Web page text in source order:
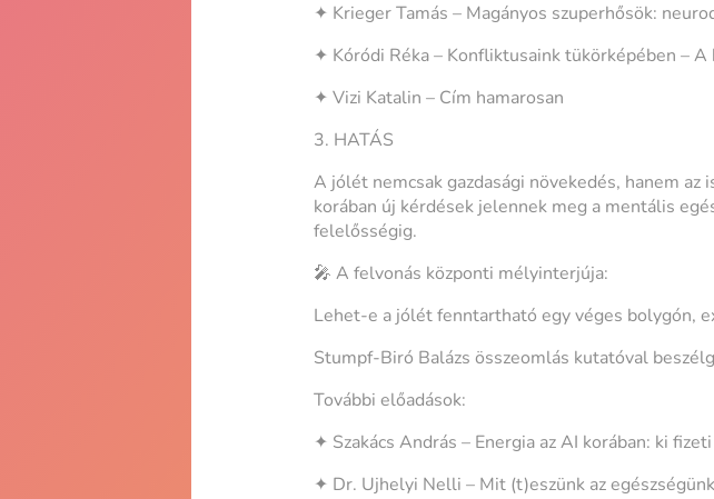
✦ Krieger Tamás – Magányos szuperhősök:
✦ Kóródi Réka – Konfliktusaink tükörképében –
✦ Vizi Katalin – Cím hamarosan
3. HATÁS
A jólét nemcsak gazdasági növekedés, hanem
korában új kérdések jelennek meg a mentális
felelősségig.
🎤 A felvonás központi mélyinterjúja:
Lehet-e a jólét fenntartható egy véges bolygón,
Stumpf-Biró Balázs összeomlás kutatóval
További előadások:
✦ Szakács András – Energia az AI korában: ki
✦ Dr. Ujhelyi Nelli – Mit (t)eszünk az